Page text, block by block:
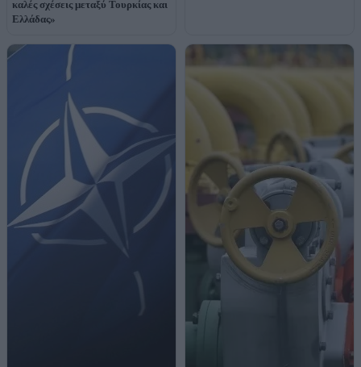
καλές σχέσεις μεταξύ Τουρκίας και
Ελλάδας»